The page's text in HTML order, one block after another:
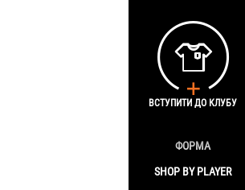
ФОРМА
SHOP BY PLAYER
ВСТУПИТИ ДО КЛУБУ